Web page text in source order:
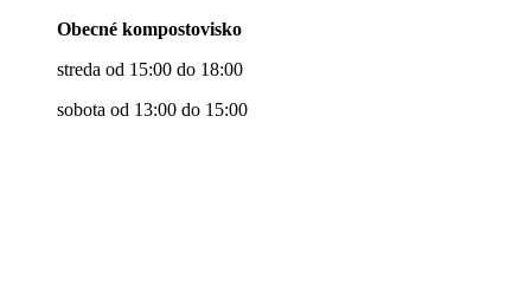
Obecné kompostovisko
streda od 15:00 do 18:00
sobota od 13:00 do 15:00